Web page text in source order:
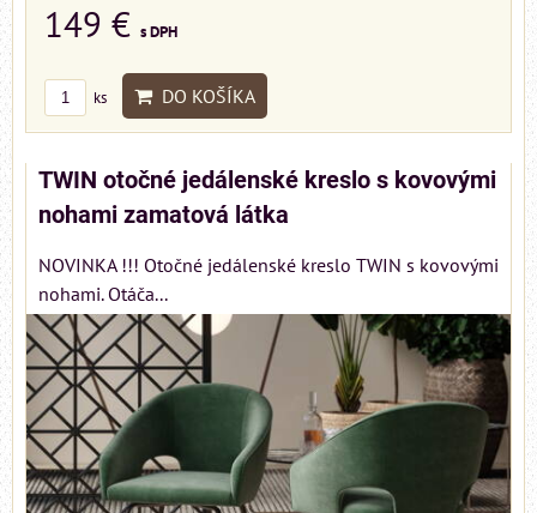
149 € s DPH
ks DO KOŠÍKA
TWIN otočné jedálenské kreslo s kovovými
nohami zamatová látka
NOVINKA !!! Otočné jedálenské kreslo TWIN s kovovými
nohami. Otáča...